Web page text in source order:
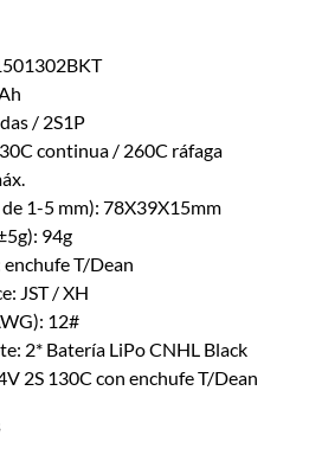
/ 2S1P
continua / 260C ráfaga
1-5 mm): 78X39X15mm
94g
T/Dean
JST / XH
12#
2* Batería LiPo CNHL Black
2S 130C con enchufe T/Dean